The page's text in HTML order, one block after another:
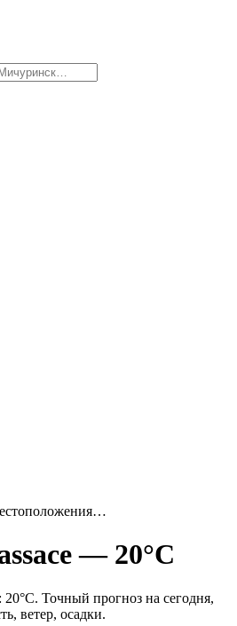
— 20°C
20°C. Точный прогноз на сегодня,
ветер, осадки.